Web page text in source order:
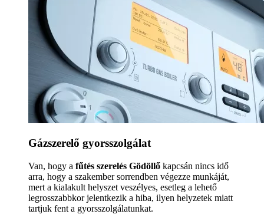
Gázszerelő gyorsszolgálat
Van, hogy a fűtés szerelés Gödöllő kapcsán nincs idő
arra, hogy a szakember sorrendben végezze munkáját,
mert a kialakult helyszet veszélyes, esetleg a lehető
legrosszabbkor jelentkezik a hiba, ilyen helyzetek miatt
tartjuk fent a gyorsszolgálatunkat.